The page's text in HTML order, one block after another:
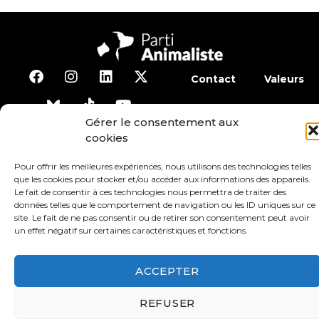
Gérer le consentement aux
cookies
Pour offrir les meilleures expériences, nous utilisons des technologies telles
que les cookies pour stocker et/ou accéder aux informations des appareils.
Le fait de consentir à ces technologies nous permettra de traiter des
données telles que le comportement de navigation ou les ID uniques sur ce
site. Le fait de ne pas consentir ou de retirer son consentement peut avoir
un effet négatif sur certaines caractéristiques et fonctions.
ACCEPTER
REFUSER
Contact Valeurs
Adhérer
Conditions générales d’utilisation
Protection des données Mentions légales